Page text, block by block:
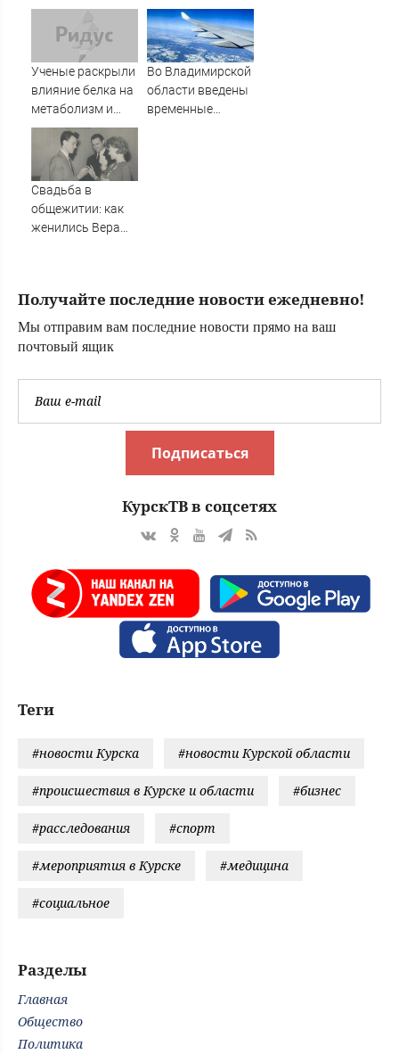
Ленобласти
фестиваля
«Псковские
каникулы»
Ученые раскрыли
влияние белка на
метаболизм и
процессы
старения
Во Владимирской
области введены
временные
Свадьба в
общежитии: как
женились Вера
студенческая
прожившая
Получайте последние новости ежедневно!
Мы отправим вам последние новости прямо на ваш
почтовый ящик
Подписаться
КурскТВ в соцсетях
Теги
#новости Курска #новости Курской области
#происшествия в Курске и области #бизнес
#расследования #спорт
#мероприятия в Курске #медицина
#социальное
Разделы
Главная
Общество
Политика